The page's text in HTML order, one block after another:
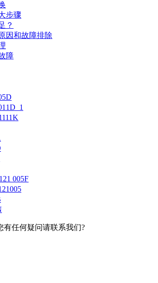
步骤
？
因和故障排除
障
005F
有任何疑问请联系我们?